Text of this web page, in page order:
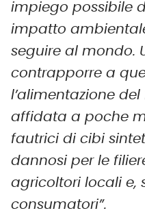
impiego possibile
impatto
seguire al mondo.
contrapporre a
l’alimentazione
affidata a poche
fautrici di cibi
dannosi per le
agricoltori locali e,
consumatori”.